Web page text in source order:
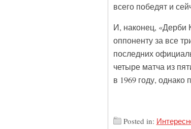
всего победят и
И, наконец, «Дерби
оппоненту за все
последних
четыре матча из
в 1969 году,
Posted in: